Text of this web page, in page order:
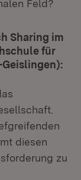
Feld?
Sharing im
für
diesen
zu